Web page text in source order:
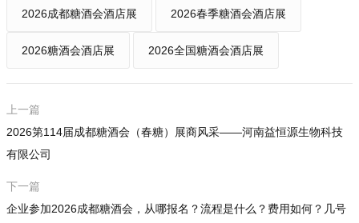
2026成都糖酒会酒店展 2026春季糖酒会酒店展
2026糖酒会酒店展 2026全国糖酒会酒店展
上一篇
2026第114届成都糖酒会（春糖）展商风采——河南益恒源生物科技
有限公司
下一篇
企业参加2026成都糖酒会，从哪报名？流程是什么？费用如何？几号